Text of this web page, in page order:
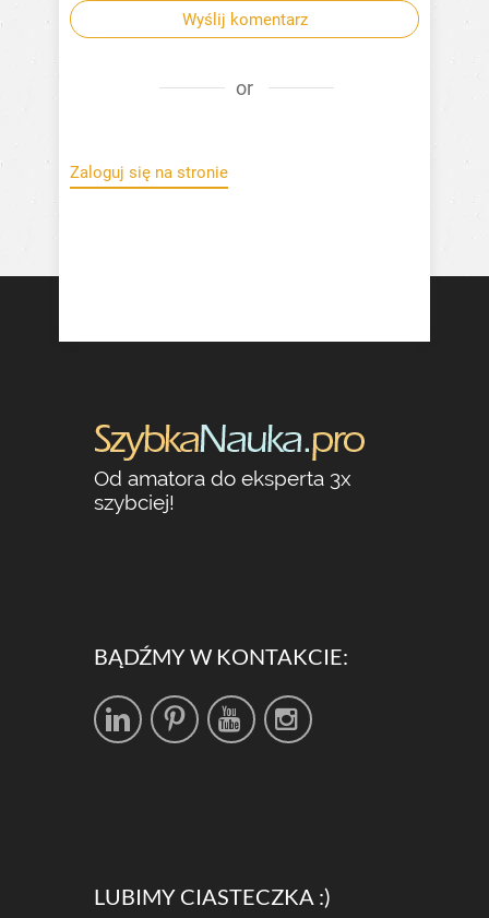
Wyślij komentarz
or
Zaloguj się na stronie
Od amatora do eksperta 3x
szybciej!
BĄDŹMY W KONTAKCIE:
LUBIMY CIASTECZKA :)